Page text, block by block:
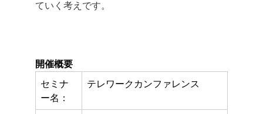
ていく考えです。
開催概要
セミナ
ー名：
テレワークカンファレンス